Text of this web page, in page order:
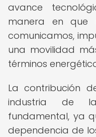
avance
manera en que
comunicamos,
una movilidad
términos
La contribución
industria de
fundamental, ya
dependencia de